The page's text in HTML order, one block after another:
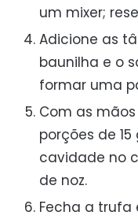
um mixer;
Adicione as
baunilha e o
formar uma
Com as
porções de
cavidade no
de noz.
Fecha a trufa